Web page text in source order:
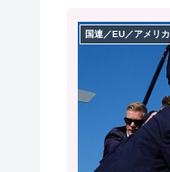
国連／EU／アメリカ